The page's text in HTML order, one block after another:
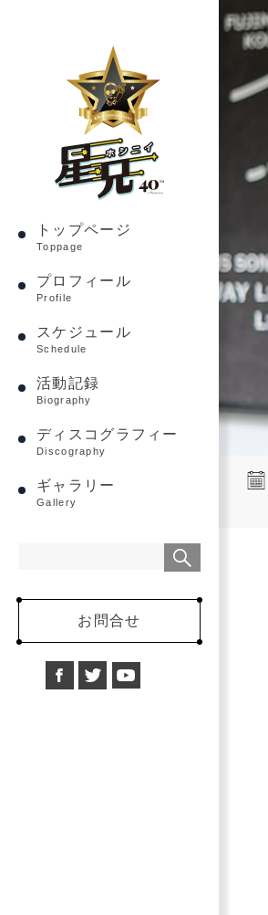
トップページ
Toppage
プロフィール
Profile
スケジュール
Schedule
活動記録
Biography
ディスコグラフィー
Discography
ギャラリー
Gallery
お問合せ